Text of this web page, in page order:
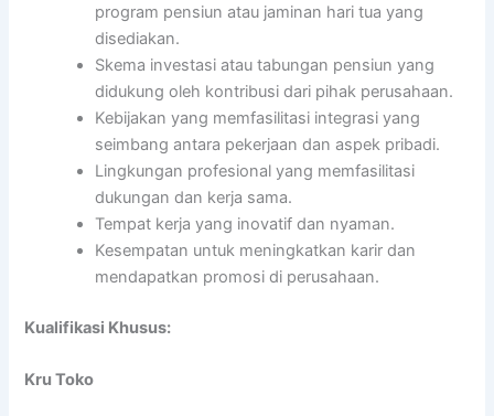
program pensiun atau jaminan hari tua yang
disediakan.
Skema investasi atau tabungan pensiun yang
didukung oleh kontribusi dari pihak perusahaan.
Kebijakan yang memfasilitasi integrasi yang
seimbang antara pekerjaan dan aspek pribadi.
Lingkungan profesional yang memfasilitasi
dukungan dan kerja sama.
Tempat kerja yang inovatif dan nyaman.
Kesempatan untuk meningkatkan karir dan
mendapatkan promosi di perusahaan.
Kualifikasi Khusus:
Kru Toko